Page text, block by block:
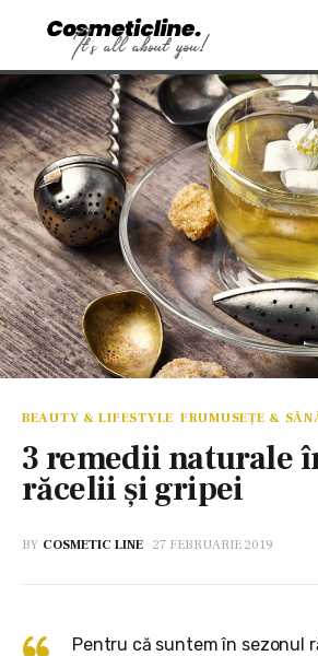
CosmeticLine.
It's all about you!
Frumusețe & Sănătate
Beauty & LifeStyle
Cosmetică Medicală
Anti Aging Medicine
BEAUTY & LIFESTYLE FRUMUSEȚE &
3 remedii naturale
răcelii şi gripei
BY COSMETIC LINE 27 FEBRUARIE 2019
Pentru că suntem în sezonul